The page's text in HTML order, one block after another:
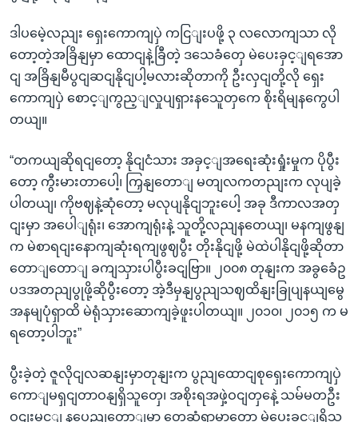
ဒါပမေဲ့လညျး ရှေးကောကျပှဲ ကငြျးပဖို့ ၃ လလောကျသာ လို
တော့တဲ့အခြိနျမှာ ထောငျနဲ့ခြီတဲ့ ဒသေခံတှေ မဲပေးခှင့ျရအော
ငျ အခြိနျမီပွငျဆငျနိုငျပါ့မလားဆိုတာကို ဦးလှငျတို့လို ရှေး
ကောကျပှဲ စောင့ျကွည့ျလှုပျရှားနသေူတှကေ စိုးရိမျနကွေပါ
တယျ။
“တကယျဆိုရငျတော့ နိုငျငံသား အခှင့ျအရေးဆုံးရှုံးမှုက ပိုပွီး
တော့ ကွီးမားတာပေါ့၊ ကြှနျတောျ မတျလကတညျးက လုပျခဲ့
ပါတယျ၊ ကိုဗဈနဲ့ဆုံတော့ မလုပျနိုငျဘူးပေါ့ အခု ဒီကာလအတှ
ငျးမှာ အပေါျရုံး၊ အောကျရုံးနဲ့ သူတို့လညျနတေယျ၊ မနကျဖွနျ
က မဲစာရငျးနောကျဆုံးရကျဖွဈပွီး တိုးနိုငျဖို့ မဲထဲပါနိုငျဖို့ဆိုတာ
တောျတောျ ခကျသှားပါပွီးခငျဗြာ။ ၂၀၀၈ တုနျးက အခွခေံဥ
ပဒအတညျပွုဖို့ဆိုပွီးတော့ အဲ့ဒီမှနျပွညျသဈထိနျးခြုပျနယျမွေ
အနမျပုံရှာထိ မဲရုံသှားဆောကျခဲ့ဖူးပါတယျ။ ၂၀၁၀၊ ၂၀၁၅ က မ
ရတော့ပါဘူး”
ပွီးခဲ့တဲ့ ဇူလိုငျလဆနျးမှာတုနျးက ပွညျထောငျစုရှေးကောကျပှဲ
ကောျမရှငျတာဝနျရှိသူတှေ၊ အစိုးရအဖှဲ့ဝငျတှနေဲ့ သမ်မတဦး
ဝငျးမွင့ျ နပွေညျတောျမှာ တှေ့ဆုံရာမှာတော့ မဲပေးခှင့ျရှိသူ